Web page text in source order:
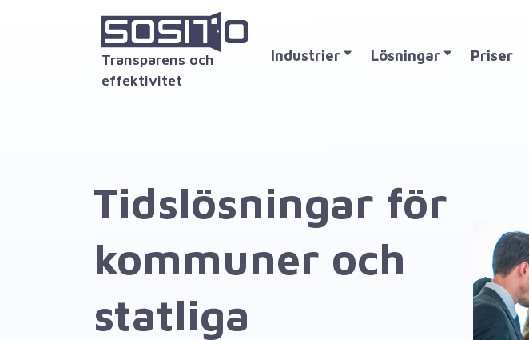
Transparens och
effektivitet
Industrier Lösningar Priser
Tidslösningar för
kommuner och
statliga